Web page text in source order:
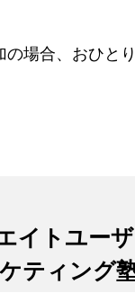
場合、おひと
イトユー
ティング